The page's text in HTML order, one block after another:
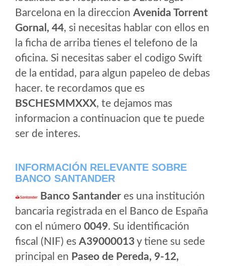
Barcelona en la direccion Avenida Torrent
Gornal, 44, si necesitas hablar con ellos en
la ficha de arriba tienes el telefono de la
oficina. Si necesitas saber el codigo Swift
de la entidad, para algun papeleo de debas
hacer. te recordamos que es
BSCHESMMXXX, te dejamos mas
informacion a continuacion que te puede
ser de interes.
INFORMACIÓN RELEVANTE SOBRE
BANCO SANTANDER
Banco Santander es una institución
bancaria registrada en el Banco de España
con el número 0049. Su identificación
fiscal (NIF) es A39000013y tiene su sede
principal en Paseo de Pereda, 9-12,